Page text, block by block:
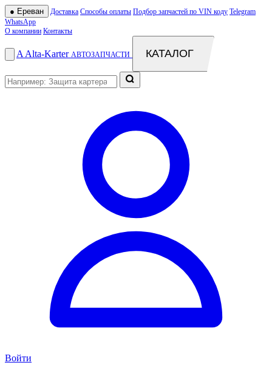
● Ереван Доставка Способы оплаты Подбор запчастей по VIN коду Telegram
WhatsApp
О компании Контакты
A Alta-Karter АВТОЗАПЧАСТИ КАТАЛОГ
Войти